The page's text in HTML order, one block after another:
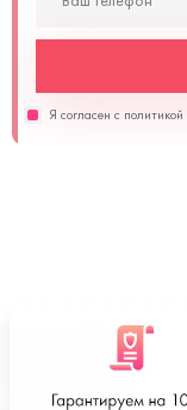
Я согласен с политикой